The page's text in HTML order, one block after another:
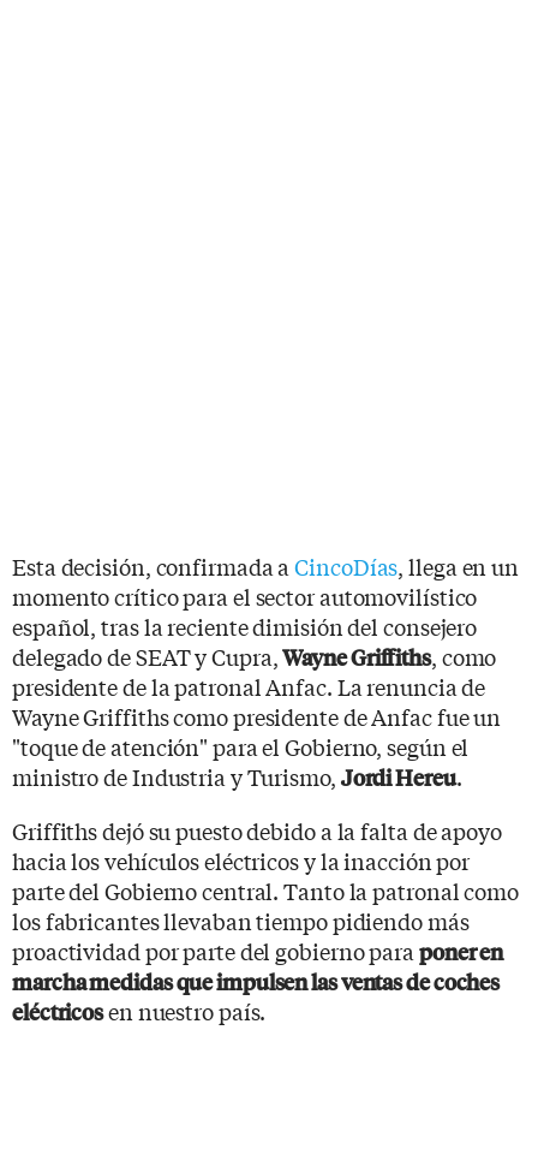
Esta decisión, confirmada aCincoDías, llega en un
momento crítico para el sector automovilístico
español, tras la reciente dimisión del consejero
delegado de SEAT y Cupra,Wayne Griffiths, como
presidente de la patronal Anfac. La renuncia de
Wayne Griffiths como presidente de Anfac fue un
"toque de atención" para el Gobierno, según el
ministro de Industria y Turismo, Jordi Hereu.
Griffiths dejó su puesto debido a la falta de apoyo
hacia los vehículos eléctricos y la inacción por
parte del Gobierno central. Tanto la patronal como
los fabricantes llevaban tiempo pidiendo más
proactividad por parte del gobierno para poner en
marcha medidas que impulsen las ventas de coches
eléctricosen nuestro país.